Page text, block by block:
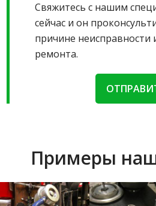
Свяжитесь с нашим
сейчас и он
причине неисправности
ремонта.
Примеры